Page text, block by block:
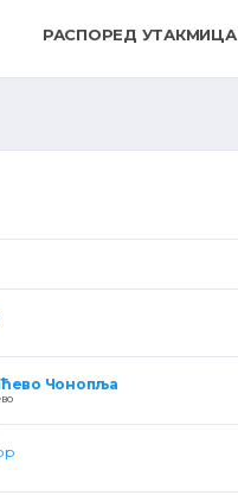
РАСПОРЕД УТАКМИЦА
Чонопља